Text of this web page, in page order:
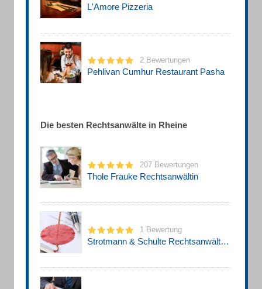
L'Amore Pizzeria
2 Bewertungen
Pehlivan Cumhur Restaurant Pasha
Die besten Rechtsanwälte in Rheine
207 Bewertungen
Thole Frauke Rechtsanwältin
1 Bewertung
Strotmann & Schulte Rechtsanwälte PartmbB Rechtsanwälte und Notarin